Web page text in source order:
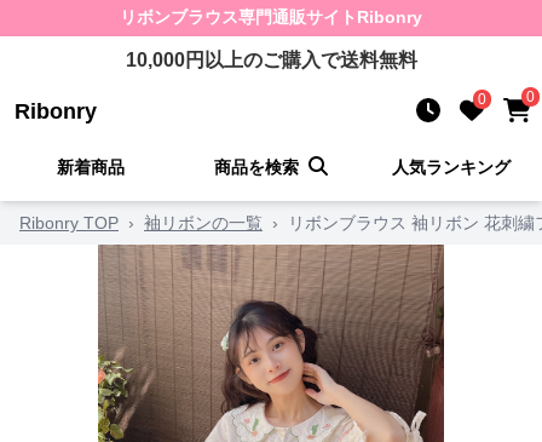
リボンブラウス専門通販サイト Ribonry
10,000円以上のご購入で送料無料
Ribonry 0 0
新着商品 商品を検索 人気ランキング
Ribonry TOP › 袖リボンの一覧 › リボンブラウス 袖リボン 花刺繍